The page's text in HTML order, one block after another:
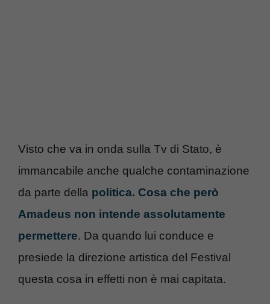
Visto che va in onda sulla Tv di Stato, è
immancabile anche qualche contaminazione
da parte della politica. Cosa che però
Amadeus non intende assolutamente
permettere. Da quando lui conduce e
presiede la direzione artistica del Festival
questa cosa in effetti non è mai capitata.